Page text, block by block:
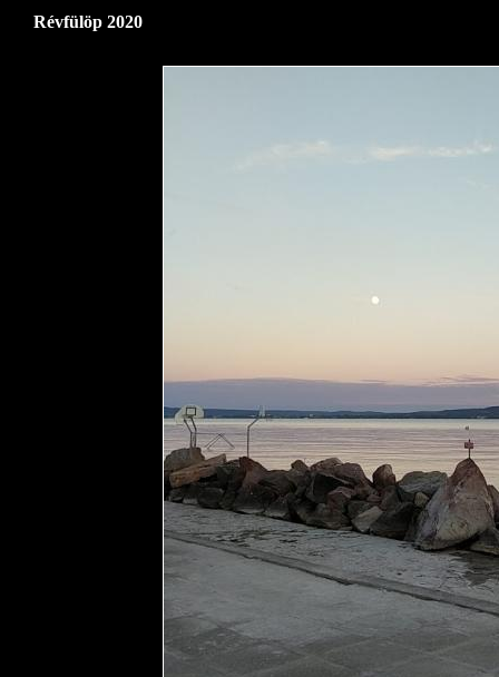
Révfülöp 2020